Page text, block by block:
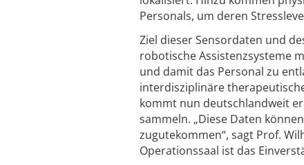
Personals, um deren
Ziel dieser Sensordaten und
robotische Assistenzsysteme
und damit das Personal zu
interdisziplinäre
kommt nun deutschlandweit
sammeln. „Diese Daten
zugutekommen“, sagt Prof.
Operationssaal ist das